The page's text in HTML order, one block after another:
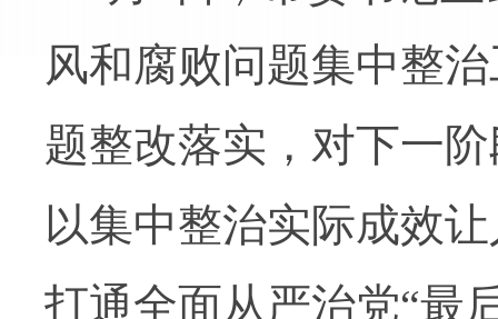
风和腐败问题集中整
题整改落实，对下一
以集中整治实际成效
打通全面从严治党“最